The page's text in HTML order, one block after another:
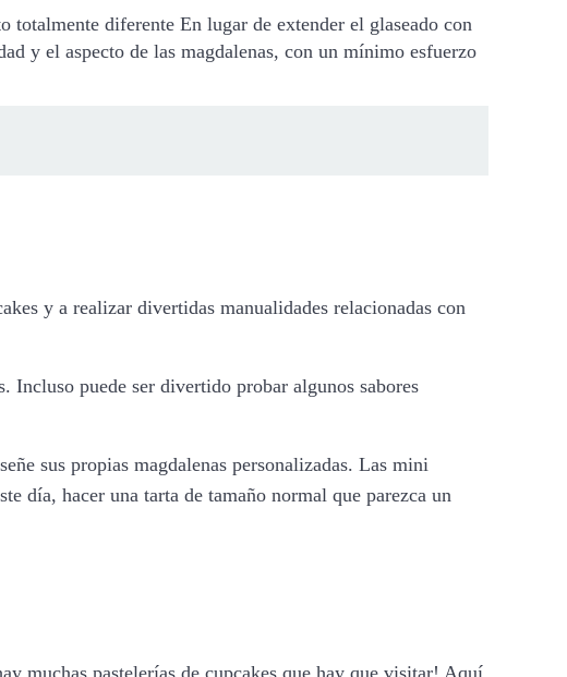
totalmente diferente En lugar de extender el glaseado con
y el aspecto de las magdalenas, con un mínimo esfuerzo
y a realizar divertidas manualidades relacionadas con
Incluso puede ser divertido probar algunos sabores
sus propias magdalenas personalizadas. Las mini
día, hacer una tarta de tamaño normal que parezca un
muchas pastelerías de cupcakes que hay que visitar! Aquí